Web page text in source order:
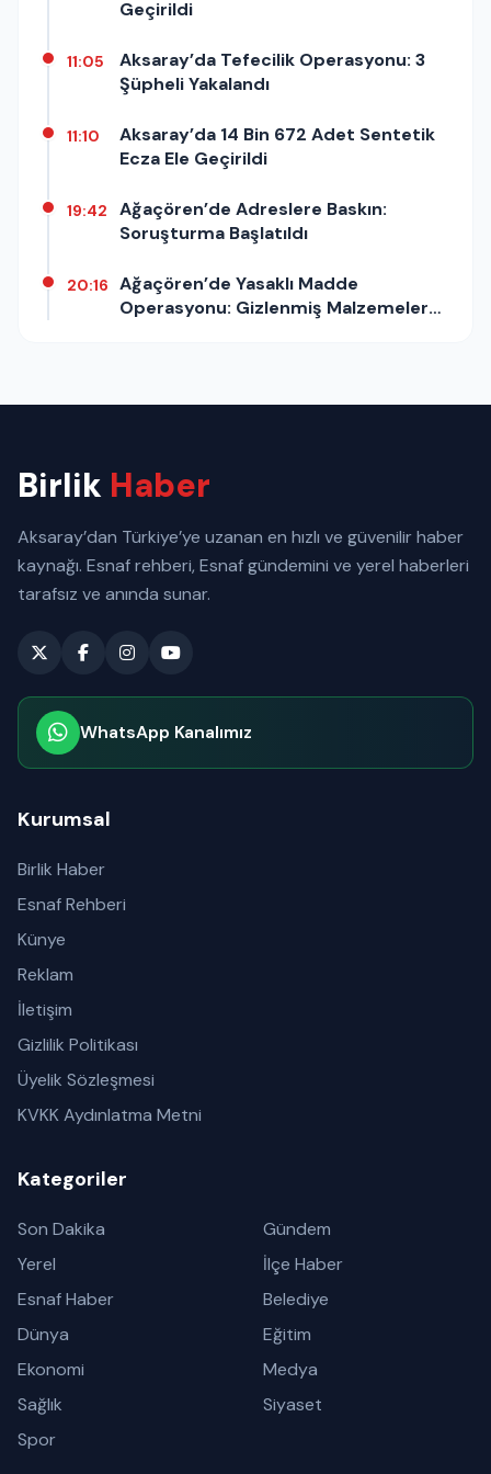
Geçirildi
11:05
Aksaray’da Tefecilik Operasyonu: 3
Şüpheli Yakalandı
11:10
Aksaray’da 14 Bin 672 Adet Sentetik
Ecza Ele Geçirildi
19:42
Ağaçören’de Adreslere Baskın:
Soruşturma Başlatıldı
20:16
Ağaçören’de Yasaklı Madde
Operasyonu: Gizlenmiş Malzemeler
Birlik Haber
Aksaray’dan Türkiye’ye uzanan en hızlı ve güvenilir haber
kaynağı. Esnaf rehberi, Esnaf gündemini ve yerel haberleri
tarafsız ve anında sunar.
WhatsApp Kanalımız
Kurumsal
Birlik Haber
Esnaf Rehberi
Künye
Reklam
İletişim
Gizlilik Politikası
Üyelik Sözleşmesi
KVKK Aydınlatma Metni
Kategoriler
Son Dakika
Gündem
Yerel
İlçe Haber
Esnaf Haber
Belediye
Dünya
Eğitim
Ekonomi
Medya
Sağlık
Siyaset
Spor